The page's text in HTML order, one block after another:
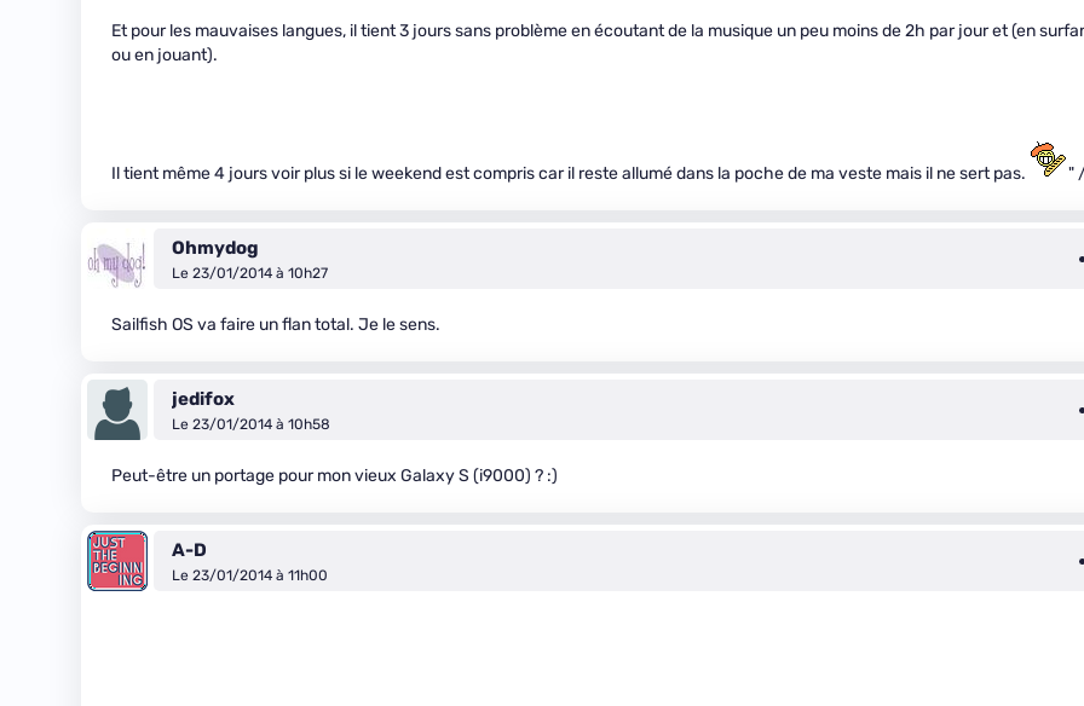
Et pour les mauvaises langues, il tient 3 jours sans problème en écoutant de la musique un peu moins de 2h par jour et (en
ou en jouant).
Il tient même 4 jours voir plus si le weekend est compris car il reste allumé dans la poche de ma veste mais il ne sert pas. "
Ohmydog
Le 23/01/2014 à 10h27
Sailfish OS va faire un flan total. Je le sens.
jedifox
Le 23/01/2014 à 10h58
Peut-être un portage pour mon vieux Galaxy S (i9000) ? :)
A-D
Le 23/01/2014 à 11h00